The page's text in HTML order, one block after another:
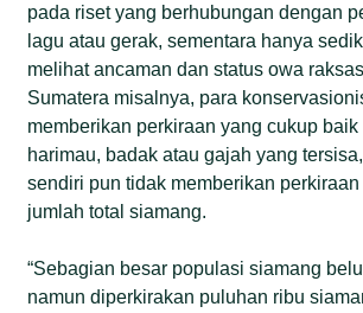
pada riset yang berhubungan dengan
lagu atau gerak, sementara hanya
melihat ancaman dan status owa
Sumatera misalnya, para
memberikan perkiraan yang cukup
harimau, badak atau gajah yang
sendiri pun tidak memberikan
jumlah total siamang.
“Sebagian besar populasi siamang
namun diperkirakan puluhan ribu